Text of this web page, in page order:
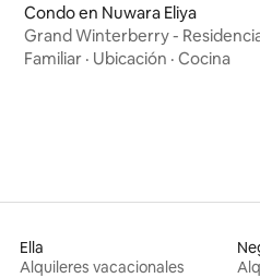
Condo en Nuwara Eliya
Grand Winterberry -
con vistas al lago
Familiar · Ubicación · Cocina
Ella
Alquileres vacacionales